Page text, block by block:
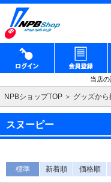
当店
NPBショップTOP グッズから
スヌーピー
標準 新着順 価格順